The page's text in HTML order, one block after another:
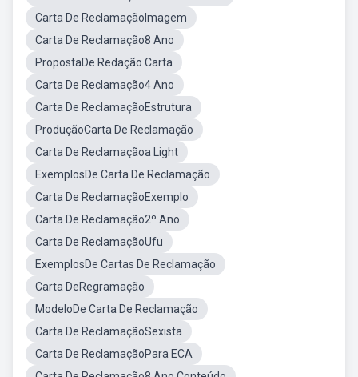
Carta De ReclamaçãoImagem
Carta De Reclamação8 Ano
PropostaDe Redação Carta
Carta De Reclamação4 Ano
Carta De ReclamaçãoEstrutura
ProduçãoCarta De Reclamação
Carta De Reclamaçãoa Light
ExemplosDe Carta De Reclamação
Carta De ReclamaçãoExemplo
Carta De Reclamação2º Ano
Carta De ReclamaçãoUfu
ExemplosDe Cartas De Reclamação
Carta DeRegramação
ModeloDe Carta De Reclamação
Carta De ReclamaçãoSexista
Carta De ReclamaçãoPara ECA